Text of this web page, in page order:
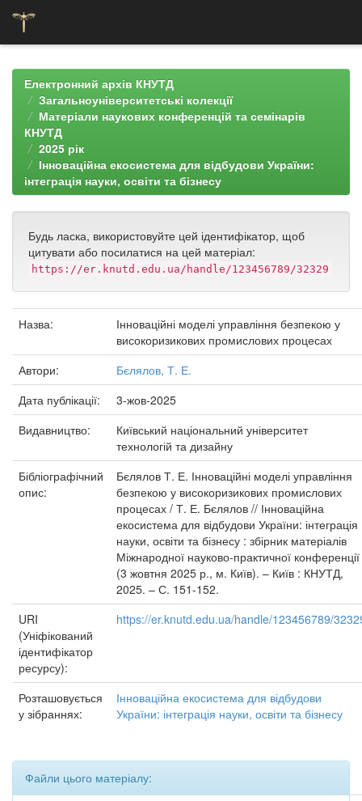
navigationЕлектронний архів КНУТД
Загальноуніверситетські колекції
Матеріали наукових конференцій та семінарів
КНУТД
2025 рік
Інноваційна екосистема для відбудови України:
інтеграція науки, освіти та бізнесу
Будь ласка, використовуйте цей ідентифікатор, щоб
цитувати або посилатися на цей матеріал:
https://er.knutd.edu.ua/handle/123456789/32329
Назва:
Інноваційні моделі управління безпекою у
високоризикових промислових процесах
Автори:
Бєлялов, Т. Е.
Дата публікації:
3-жов-2025
Видавництво:
Київський національний університет
технологій та дизайну
Бібліографічний
опис:
Бєлялов Т. Е. Інноваційні моделі управління
безпекою у високоризикових промислових
процесах / Т. Е. Бєлялов // Інноваційна
екосистема для відбудови України: інтеграція
науки, освіти та бізнесу : збірник матеріалів
Міжнародної науково-практичної конференції
(3 жовтня 2025 р., м. Київ). – Київ : КНУТД,
2025. – С. 151-152.
URI
(Уніфікований
ідентифікатор
ресурсу):
https://er.knutd.edu.ua/handle/123456789/
Розташовується
у зібраннях:
Інноваційна екосистема для відбудови
України: інтеграція науки, освіти та бізнесу
Файли цього матеріалу: